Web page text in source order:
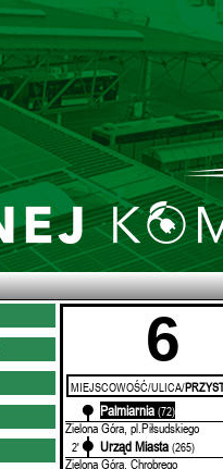
6
MIEJSCOWOŚĆ/ULICA/
Palmiarnia (72)
Zielona Góra, pl.Piłsudskiego
2' Urząd Miasta (265)
Zielona Góra, Chrobrego